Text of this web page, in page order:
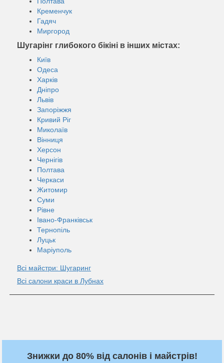
Кременчук
Гадяч
Миргород
Шугарінг глибокого бікіні в інших містах:
Київ
Одеса
Харків
Дніпро
Львів
Запоріжжя
Кривий Ріг
Миколаїв
Вінниця
Херсон
Чернігів
Полтава
Черкаси
Житомир
Суми
Рівне
Івано-Франківськ
Тернопіль
Луцьк
Маріуполь
Всі майстри: Шугаринг
Всі салони краси в Лубнах
Знижки до 80% від салонів і майстрів!